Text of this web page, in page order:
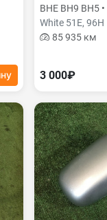
BHE BH9 BH5
White 51E, 96H
85 935 км
3 000₽